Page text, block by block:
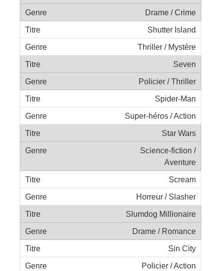
Drame / Crime
Shutter Island
Thriller / Mystère
Seven
Policier / Thriller
Spider-Man
Super-héros / Action
Star Wars
Science-fiction /
Aventure
Scream
Horreur / Slasher
Slumdog Millionaire
Drame / Romance
Sin City
Policier / Action